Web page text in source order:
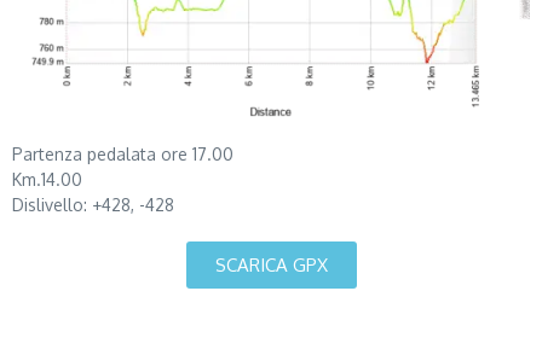
Partenza pedalata ore 17.00
Km.14.00
Dislivello: +428, -428
SCARICA GPX